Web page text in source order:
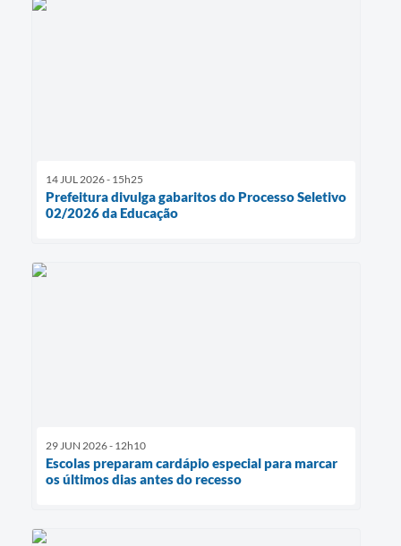
14 JUL 2026 - 15h25
Prefeitura divulga gabaritos do Processo Seletivo
02/2026 da Educação
29 JUN 2026 - 12h10
Escolas preparam cardápio especial para marcar
os últimos dias antes do recesso